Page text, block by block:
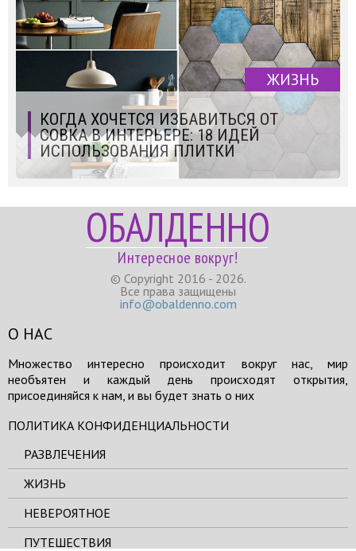
ЖИЗНЬ
КОГДА ХОЧЕТСЯ ИЗБАВИТЬСЯ ОТ
СОВКА В ИНТЕРЬЕРЕ: 18 ИДЕЙ
ИСПОЛЬЗОВАНИЯ ПЛИТКИ
ОБАЛДЕННО
Интересное вокруг!
© Copyright 2016 - 2026.
Все права защищены
info@obaldenno.com
О НАС
Множество интересно происходит вокруг нас, мир
необъятен и каждый день происходят открытия,
присоединяйся к нам, и вы будет знать о них
ПОЛИТИКА КОНФИДЕНЦИАЛЬНОСТИ
РАЗВЛЕЧЕНИЯ
ЖИЗНЬ
НЕВЕРОЯТНОЕ
ПУТЕШЕСТВИЯ